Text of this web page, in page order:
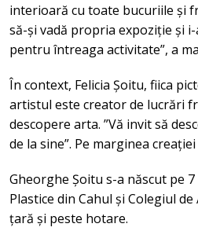
interioară cu toate bucuriile și
să-și vadă propria expoziție și
pentru întreaga activitate”, a
În context, Felicia Șoitu, fiica
artistul este creator de lucrări
descopere arta. ”Vă invit să
de la sine”. Pe marginea
Gheorghe Șoitu s-a născut pe
Plastice din Cahul și Colegiul
țară și peste hotare.